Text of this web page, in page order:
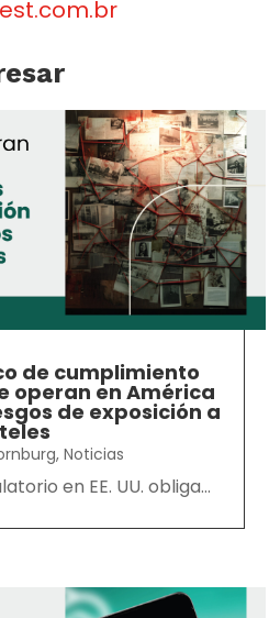
de cumplimiento
operan en América
de exposición a
,Noticias
en EE. UU. obliga...